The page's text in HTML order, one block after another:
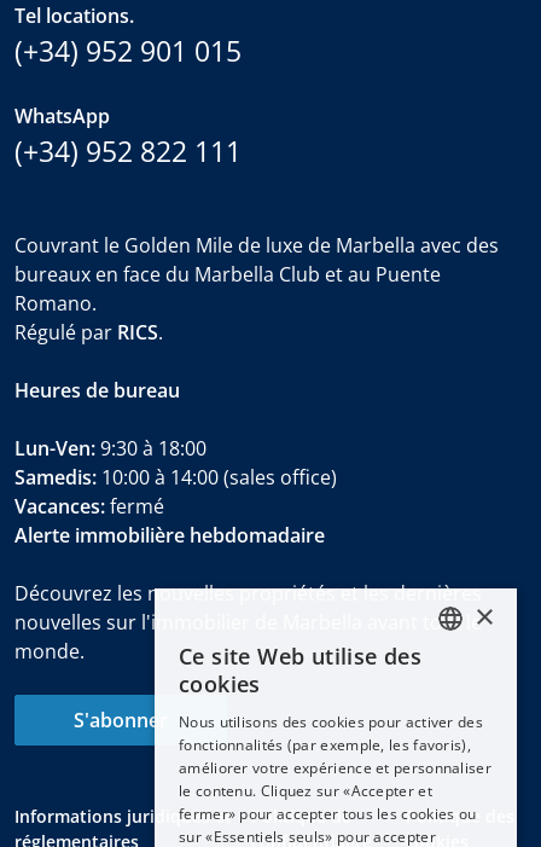
Tel locations.
(+34) 952 901 015
WhatsApp
(+34) 952 822 111
Couvrant le Golden Mile de luxe de Marbella avec des
bureaux en face du Marbella Club et au Puente
Romano.
Régulé par RICS.
Heures de bureau
Lun-Ven:9:30 à 18:00
Samedis: 10:00 à 14:00 (sales office)
Vacances:fermé
Alerte immobilière hebdomadaire
Découvrez les nouvelles propriétés et les dernières
nouvelles sur l'immobilier de Marbella avant tout le
monde.
S'abonner
Informations juridiques et
réglementaires
Politique de
confidentialité
Politique des
cookies
ENGLISH
DEUTSCH
FRANÇAIS
NEDERLANDS
×
Ce site Web utilise des
cookies
Nous utilisons des cookies pour activer des
fonctionnalités (par exemple, les favoris),
améliorer votre expérience et personnaliser
le contenu. Cliquez sur «Accepter et
fermer» pour accepter tous les cookies ou
sur «Essentiels seuls» pour accepter